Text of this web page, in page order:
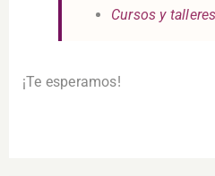
Cursos y talleres
¡Te esperamos!